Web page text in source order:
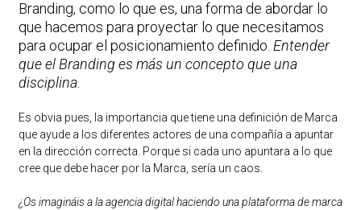
Branding, como lo que es, una forma de abordar lo
que hacemos para proyectar lo que necesitamos
para ocupar el posicionamiento definido. Entender
que el Branding es más un concepto que una
disciplina.
Es obvia pues, la importancia que tiene una definición de Marca
que ayude a los diferentes actores de una compañía a apuntar
en la dirección correcta. Porque si cada uno apuntara a lo que
cree que debe hacer por la Marca, sería un caos.
¿Os imagináis a la agencia digital haciendo una plataforma de marca